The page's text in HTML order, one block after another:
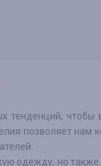
тенденций,
позволяет нам
одежду, но